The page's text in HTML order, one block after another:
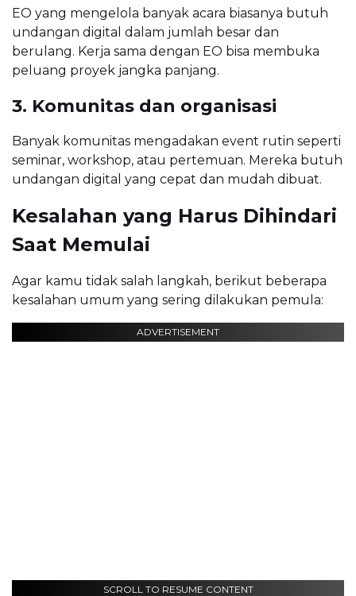
EO yang mengelola banyak acara biasanya butuh
undangan digital dalam jumlah besar dan
berulang. Kerja sama dengan EO bisa membuka
peluang proyek jangka panjang.
3. Komunitas dan organisasi
Banyak komunitas mengadakan event rutin seperti
seminar, workshop, atau pertemuan. Mereka butuh
undangan digital yang cepat dan mudah dibuat.
Kesalahan yang Harus Dihindari
Saat Memulai
Agar kamu tidak salah langkah, berikut beberapa
kesalahan umum yang sering dilakukan pemula:
ADVERTISEMENT
SCROLL TO RESUME CONTENT